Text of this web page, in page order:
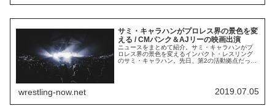
サミ・キャラハンがプロレス界の景色を変
える / CMパンク＆AJリーの映画出演
ニュースをまとめて紹介。サミ・キャラハンがプ
ロレス界の景色を変えるインパクト・レスリング
のサミ・キャラハン。先日、第2の活動拠点だった
PPV"Slammiversary"で女性レスラーのテッサ・ブ
ランチャードとシングルマッチを行います...
wrestling-now.net 2019.07.05